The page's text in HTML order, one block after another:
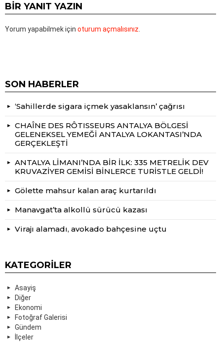
BIR YANIT YAZIN
Yorum yapabilmek için oturum açmalısınız
SON HABERLER
‘Sahillerde sigara içmek yasaklansın’ çağrısı
CHAÎNE DES RÔTISSEURS ANTALYA BÖLGESİ
GELENEKSEL YEMEĞİ ANTALYA LOKANTASI’NDA
GERÇEKLEŞTİ
ANTALYA LİMANI’NDA BİR İLK: 335 METRELİK DEV
KRUVAZİYER GEMİSİ BİNLERCE TURİSTLE GELDİ!
Gölette mahsur kalan araç kurtarıldı
Manavgat’ta alkollü sürücü kazası
Virajı alamadı, avokado bahçesine uçtu
KATEGORILER
Asayiş
Diğer
Ekonomi
Fotoğraf Galerisi
Gündem
İlçeler